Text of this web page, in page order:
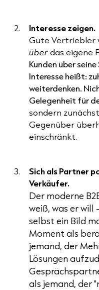
Interesse zeigen.
Gute Vertriebler
überdas eigene
Kunden über
Interesse heißt:
weiterdenken.
Gelegenheit für
sondern
Gegenüber
einschränkt.
Sich als Partner
Verkäufer.
Der moderne
weiß, was er will
selbst ein Bild
Moment als
jemand, der
Lösungen
als jemand, der